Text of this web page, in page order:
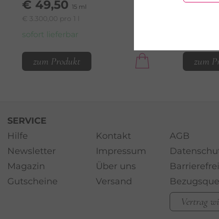
€ 49,50 15 ml
€ 3.300,00 pro 1 l
sofort lieferbar
zum Produkt zum
SERVICE
Hilfe
Newsletter
Magazin
Gutscheine
Kontakt
Impressum
Über uns
Versand
AGB
Vertrag